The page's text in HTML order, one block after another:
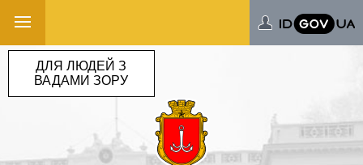
ДЛЯ ЛЮДЕЙ З
ВАДАМИ ЗОРУ